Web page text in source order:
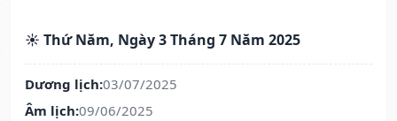
☀️ Thứ Năm, Ngày 3 Tháng 7 Năm 2025
Dương lịch:03/07/2025
Âm lịch:09/06/2025